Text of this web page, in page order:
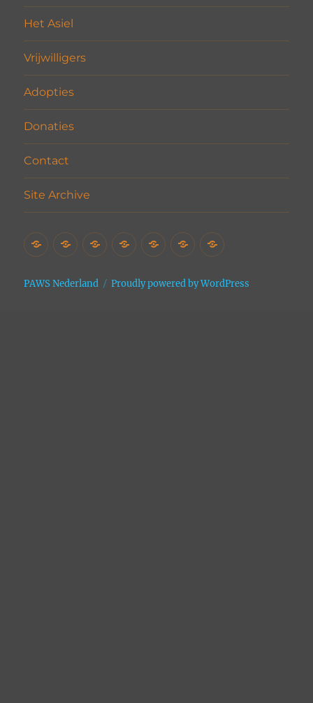
Het Asiel
Vrijwilligers
Adopties
Donaties
Contact
Site Archive
HomeHet
Asiel
Vrijwilligers
AdoptiesDonaties
ContactSite
PAWS Nederland Proudly powered by WordPress